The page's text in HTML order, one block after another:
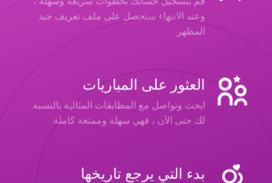
وعند الانتهاء ستحصل على ملف تعريف جيد
المظهر.
العثور على المباريات
ابحث وتواصل مع المطابقات المثالية بالنسبة
لك حتى الآن ، فهي سهلة وممتعة كاملة.
بدء التي يرجع تاريخها